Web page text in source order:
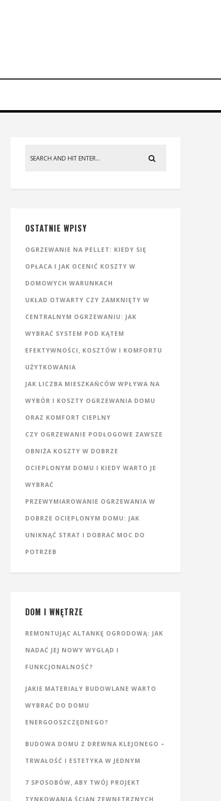
OSTATNIE WPISY
OGRZEWANIE NA PELLET: KIEDY SIĘ
OPŁACA I JAK OCENIĆ KOSZTY W
DOMOWYCH WARUNKACH
UKŁAD OTWARTY CZY ZAMKNIĘTY W
CENTRALNYM OGRZEWANIU: JAK
WYBRAĆ SYSTEM POD KĄTEM
EFEKTYWNOŚCI, KOSZTÓW I KOMFORTU
UŻYTKOWANIA
JAK LICZBA MIESZKAŃCÓW WPŁYWA NA
WYBÓR I KOSZTY OGRZEWANIA DOMU
ORAZ KOMFORT CIEPLNY
CZY OGRZEWANIE PODŁOGOWE ZAWSZE
OBNIŻA KOSZTY W DOBRZE
OCIEPLONYM DOMU I KIEDY WARTO JE
WYBRAĆ
PRZEWYMIAROWANIE OGRZEWANIA W
DOBRZE OCIEPLONYM DOMU: JAK
UNIKNĄĆ STRAT I DOBRAĆ MOC DO
POTRZEB
DOM I WNĘTRZE
REMONTUJĄC ALTANKĘ OGRODOWĄ: JAK
NADAĆ JEJ NOWY WYGLĄD I
FUNKCJONALNOŚĆ?
JAKIE MATERIAŁY BUDOWLANE WARTO
WYBRAĆ DO DOMU
ENERGOOSZCZĘDNEGO?
BUDOWA DOMU Z DREWNA KLEJONEGO –
TRWAŁOŚĆ I ESTETYKA W JEDNYM
7 SPOSOBÓW, ABY TWÓJ PROJEKT
TYNKOWANIA ŚCIAN ZEWNĘTRZNYCH